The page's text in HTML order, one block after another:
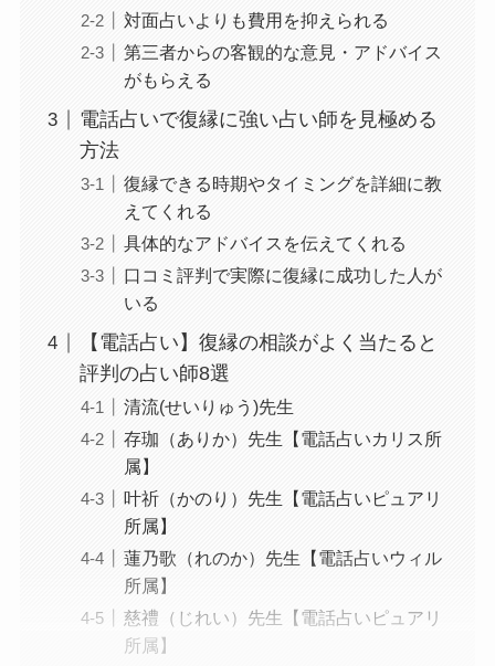
対面占いよりも費用を抑えられる
第三者からの客観的な意見・アドバイス
がもらえる
電話占いで復縁に強い占い師を見極める
方法
復縁できる時期やタイミングを詳細に教
えてくれる
具体的なアドバイスを伝えてくれる
口コミ評判で実際に復縁に成功した人が
いる
【電話占い】復縁の相談がよく当たると
評判の占い師8選
清流(せいりゅう)先生
存珈（ありか）先生【電話占いカリス所
属】
叶祈（かのり）先生【電話占いピュアリ
所属】
蓮乃歌（れのか）先生【電話占いウィル
所属】
慈禮（じれい）先生【電話占いピュアリ
所属】